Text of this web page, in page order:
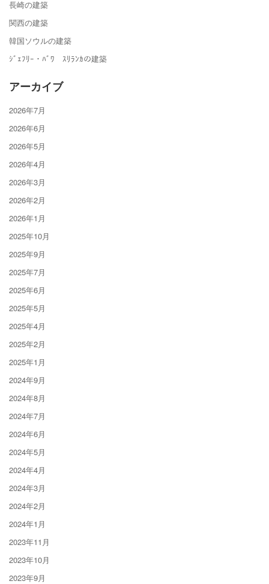
長崎の建築
関西の建築
韓国ソウルの建築
ｼﾞｪﾌﾘｰ・ﾊﾞﾜ ｽﾘﾗﾝｶの建築
アーカイブ
2026年7月
2026年6月
2026年5月
2026年4月
2026年3月
2026年2月
2026年1月
2025年10月
2025年9月
2025年7月
2025年6月
2025年5月
2025年4月
2025年2月
2025年1月
2024年9月
2024年8月
2024年7月
2024年6月
2024年5月
2024年4月
2024年3月
2024年2月
2024年1月
2023年11月
2023年10月
2023年9月